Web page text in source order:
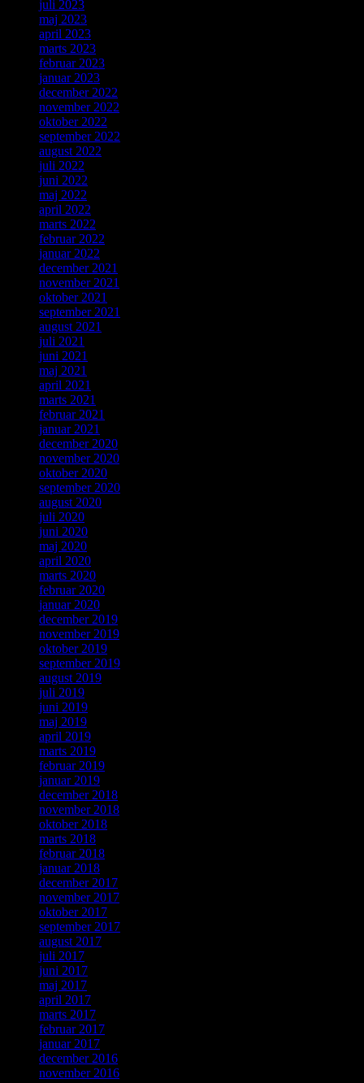
juli 2023
maj 2023
april 2023
marts 2023
februar 2023
januar 2023
december 2022
november 2022
oktober 2022
september 2022
august 2022
juli 2022
juni 2022
maj 2022
april 2022
marts 2022
februar 2022
januar 2022
december 2021
november 2021
oktober 2021
september 2021
august 2021
juli 2021
juni 2021
maj 2021
april 2021
marts 2021
februar 2021
januar 2021
december 2020
november 2020
oktober 2020
september 2020
august 2020
juli 2020
juni 2020
maj 2020
april 2020
marts 2020
februar 2020
januar 2020
december 2019
november 2019
oktober 2019
september 2019
august 2019
juli 2019
juni 2019
maj 2019
april 2019
marts 2019
februar 2019
januar 2019
december 2018
november 2018
oktober 2018
marts 2018
februar 2018
januar 2018
december 2017
november 2017
oktober 2017
september 2017
august 2017
juli 2017
juni 2017
maj 2017
april 2017
marts 2017
februar 2017
januar 2017
december 2016
november 2016